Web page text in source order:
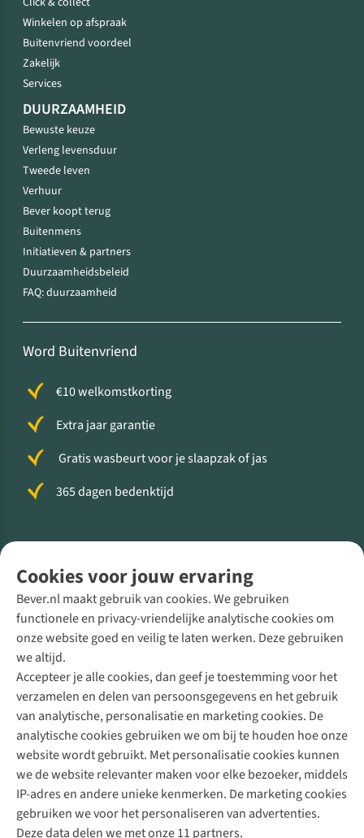
Cookies voor jouw ervaring
Bever.nl maakt gebruik van cookies. We gebruiken
functionele en privacy-vriendelijke analytische cookies om
onze website goed en veilig te laten werken. Deze gebruiken
we altijd.
Accepteer je alle cookies, dan geef je toestemming voor het
verzamelen en delen van persoonsgegevens en het gebruik
van analytische, personalisatie en marketing cookies. De
analytische cookies gebruiken we om bij te houden hoe onze
website wordt gebruikt. Met personalisatie cookies kunnen
we de website relevanter maken voor elke bezoeker, middels
IP-adres en andere unieke kenmerken. De marketing cookies
gebruiken we voor het personaliseren van advertenties.
Deze data delen we met onze 11 partners.
Winkelen op afspraak
Buitenvriend voordeel
Zakelijk
Services
DUURZAAMHEID
Bewuste keuze
Verleng levensduur
Tweede leven
Verhuur
Bever koopt terug
Buitenmens
Initiatieven & partners
Duurzaamheidsbeleid
FAQ: duurzaamheid
Word Buitenvriend
€10 welkomstkorting
Extra jaar garantie
Gratis wasbeurt voor je slaapzak of jas
365 dagen bedenktijd
Direct advies van een Buitenexpert
+31 (0)85 888 50 88
+31 6 12 28 49 80
Contactformulier